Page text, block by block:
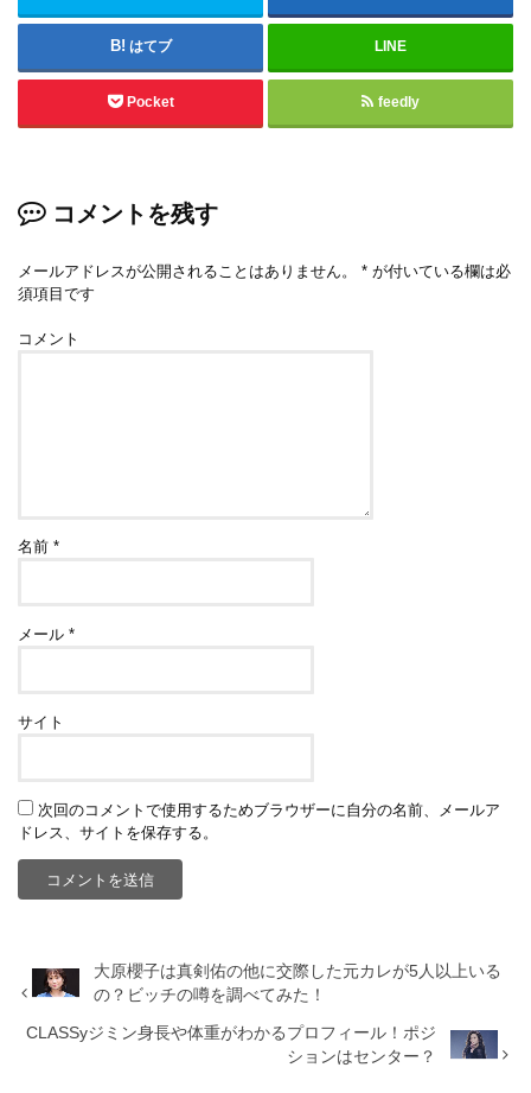
はてブ LINE
Pocket feedly
コメントを残す
メールアドレスが公開されることはありません。 * が付いている欄は必
須項目です
コメント
名前*
メール*
サイト
次回のコメントで使用するためブラウザーに自分の名前、メールア
ドレス、サイトを保存する。
大原櫻子は真剣佑の他に交際した元カレが5人以上いる
の？ビッチの噂を調べてみた！
CLASSyジミン身長や体重がわかるプロフィール！ポジ
ションはセンター？